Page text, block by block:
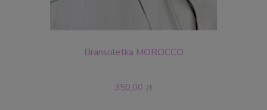
Bransoletka MOROCCO
350,00 zł